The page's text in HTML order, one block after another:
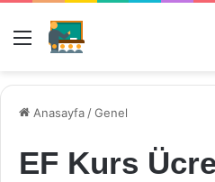
Menü
Anasayfa /Genel
EF Kurs